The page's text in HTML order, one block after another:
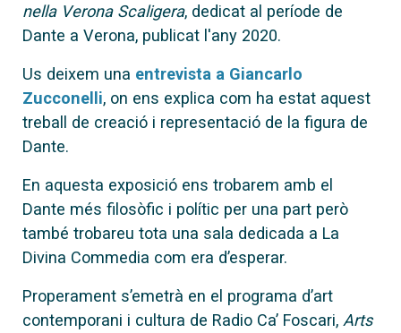
nella Verona Scaligera, dedicat al període de
Dante a Verona, publicat l'any 2020.
Us deixem una entrevista a Giancarlo
Zucconelli, on ens explica com ha estat aquest
treball de creació i representació de la figura de
Dante.
En aquesta exposició ens trobarem amb el
Dante més filosòfic i polític per una part però
també trobareu tota una sala dedicada a La
Divina Commedia com era d’esperar.
Properament s’emetrà en el programa d’art
contemporani i cultura de Radio Ca’ Foscari, Arts